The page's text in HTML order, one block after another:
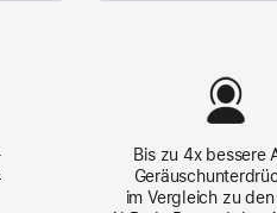
Bis zu 4x bessere
im Vergleich zu